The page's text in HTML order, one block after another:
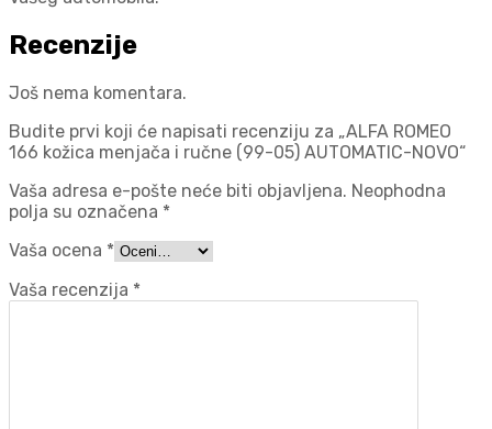
Recenzije
Još nema komentara.
Budite prvi koji će napisati recenziju za „ALFA ROMEO
166 kožica menjača i ručne (99-05) AUTOMATIC-NOVO“
Vaša adresa e-pošte neće biti objavljena. Neophodna
polja su označena *
Vaša ocena *
Vaša recenzija *